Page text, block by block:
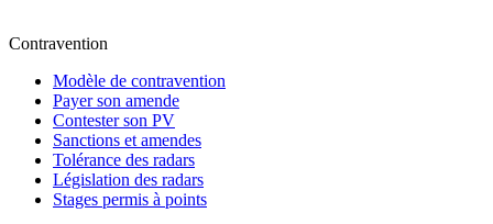
Contravention
Modèle de contravention
Payer son amende
Contester son PV
Sanctions et amendes
Tolérance des radars
Législation des radars
Stages permis à points